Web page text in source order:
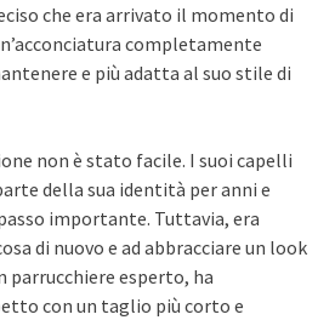
che era arrivato il momento di
completamente
e più adatta al suo stile di
non è stato facile. I suoi capelli
della sua identità per anni e
importante. Tuttavia, era
di nuovo e ad abbracciare un look
parrucchiere esperto, ha
con un taglio più corto e